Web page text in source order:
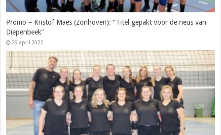
Promo – Kristof Maes (Zonhoven): “Titel gepakt voor de neus van
Diepenbeek”
29 april 2022